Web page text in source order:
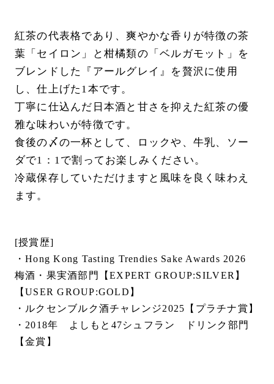
紅茶の代表格であり、爽やかな香りが特徴の茶
葉「セイロン」と柑橘類の「ベルガモット」を
ブレンドした『アールグレイ』を贅沢に使用
し、仕上げた1本です。
丁寧に仕込んだ日本酒と甘さを抑えた紅茶の優
雅な味わいが特徴です。
食後の〆の一杯として、ロックや、牛乳、ソー
ダで1：1で割ってお楽しみください。
冷蔵保存していただけますと風味を良く味わえ
ます。
[授賞歴]
・Hong Kong Tasting Trendies Sake Awards 2026
梅酒・果実酒部門【EXPERT GROUP:SILVER】
【USER GROUP:GOLD】
・ルクセンブルク酒チャレンジ2025【プラチナ賞】
・2018年 よしもと47シュフラン ドリンク部門
【金賞】